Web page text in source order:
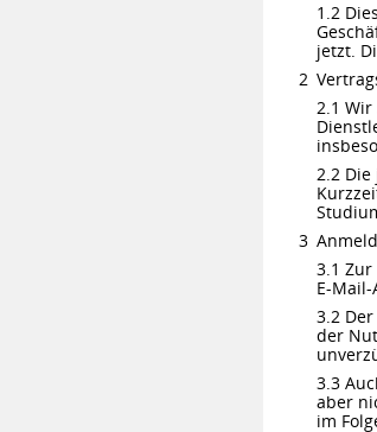
1.2
jetzt.
2.1
2.2
3.1
E-
3.2
der
3.3
aber
im